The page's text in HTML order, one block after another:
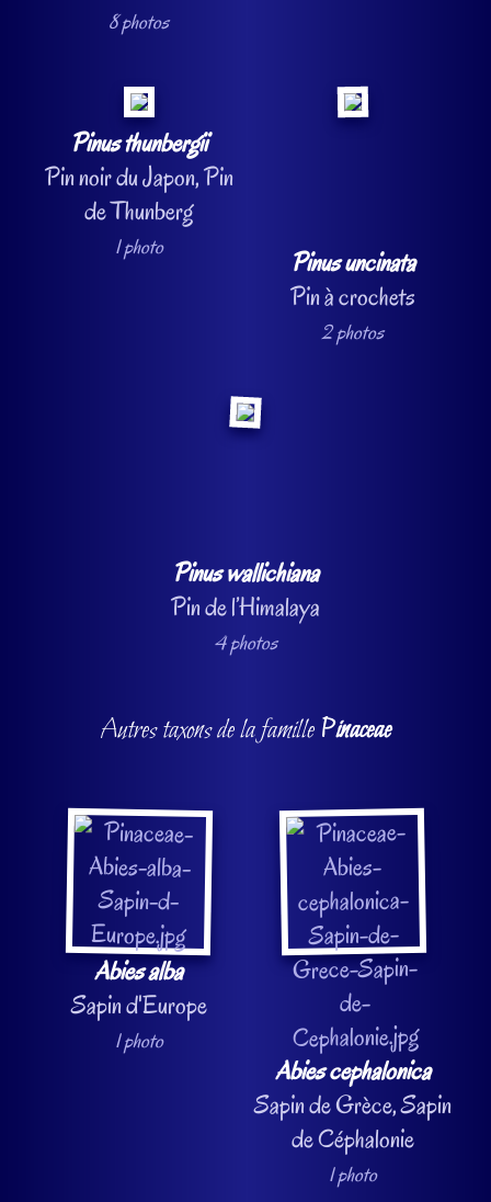
8 photos
Pinus thunbergii
Pin noir du Japon, Pin
de Thunberg
1 photo
Pinus uncinata
Pin à crochets
2 photos
Pinus wallichiana
Pin de l’Himalaya
4 photos
Autres taxons de la famille Pinaceae
Abies alba
Sapin d'Europe
1 photo
Abies cephalonica
Sapin de Grèce, Sapin
de Céphalonie
1 photo